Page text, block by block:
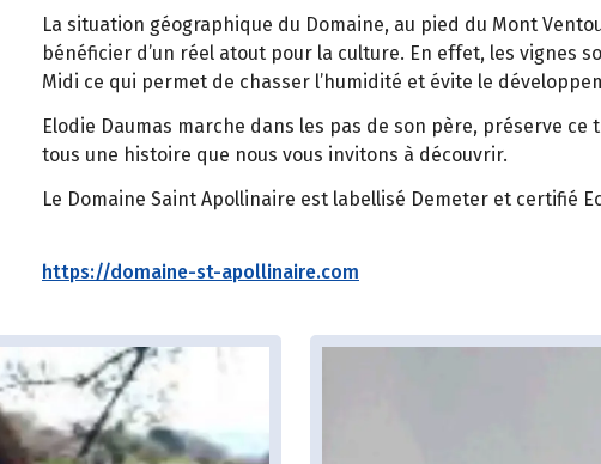
La situation géographique du Domaine, au pied du Mont
bénéficier d’un réel atout pour la culture. En effet, les vignes
Midi ce qui permet de chasser l’humidité et évite le
Elodie Daumas marche dans les pas de son père, préserve
tous une histoire que nous vous invitons à découvrir.
Le Domaine Saint Apollinaire est labellisé Demeter et certifié
https://domaine-st-apollinaire.com